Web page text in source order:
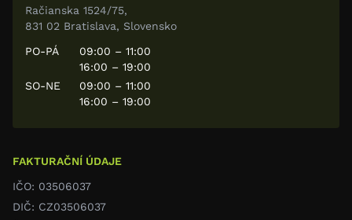
FAKTURAČNÍ ÚDAJE
IČO: 03506037
DIČ: CZ03506037
Račianska 1524/75,
831 02 Bratislava, Slovensko
PO-PÁ
09:00 – 11:00
16:00 – 19:00
SO-NE
09:00 – 11:00
16:00 – 19:00